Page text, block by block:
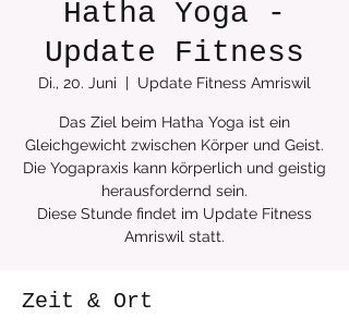
Hatha Yoga -
Update Fitness
Di., 20. Juni
  |
Update Fitness Amriswil
Das Ziel beim Hatha Yoga ist ein
Gleichgewicht zwischen Körper und Geist.
Die Yogapraxis kann körperlich und geistig
herausfordernd sein.
Diese Stunde findet im Update Fitness
Zeit & Ort